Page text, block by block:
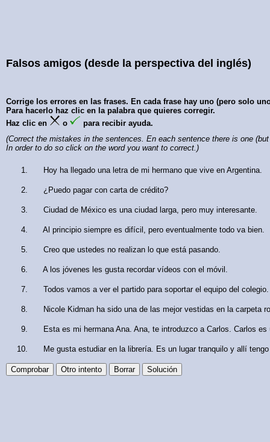
Falsos amigos (desde la perspectiva del inglés)
Corrige los errores en las frases. En cada frase hay uno (pero solo
Para hacerlo haz clic en la palabra que quieres corregir.
Haz clic en
o
para recibir ayuda.
(Correct the mistakes in the sentences. En each sentence there is one
In order to do so click on the word you want to correct.)
Hoy ha llegado una letra de mi hermano que vive en Argentina.
¿ Puedo pagar con carta de crédito?
Ciudad de México es una ciudad larga, pero muy interesante.
Al principio siempre es difícil , pero eventualmente todo va bien.
Creo que ustedes no realizan lo que está pasando.
A los jóvenes les gusta recordar vídeos con el móvil .
Todos vamos a ver el partido para soportar el equipo del colegio.
Nicole Kidman ha sido una de las mejor vestidas en la carpeta
Esta es mi hermanaAna. Ana, te introduzco aCarlos. Carlos es
Me gusta estudiar en la librería. Es un lugar tranquilo y allí tengo